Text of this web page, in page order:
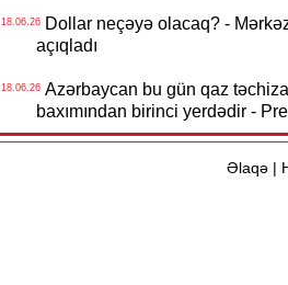
18.06.26Dollar neçəyə olacaq? -
açıqladı
18.06.26Azərbaycan bu gün qaz
baxımından birinci yerdədir -
Əlaqə|